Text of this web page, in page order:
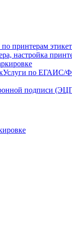
по принтерам
Услуги по ЕГАИС/
подписи